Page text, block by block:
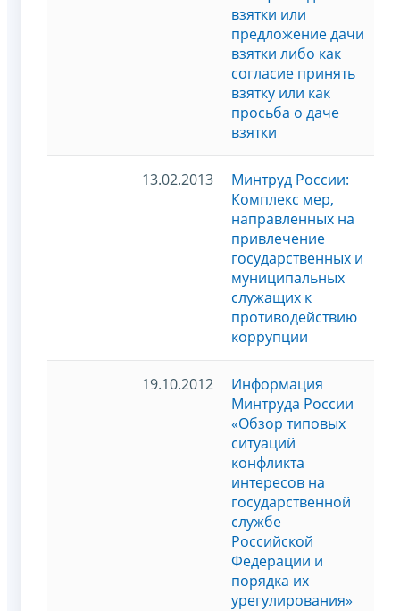
взятки или
предложение дачи
взятки либо как
согласие принять
взятку или как
просьба о даче
взятки
13.02.2013
Минтруд России:
Комплекс мер,
направленных на
привлечение
государственных и
муниципальных
служащих к
противодействию
коррупции
19.10.2012
Информация
Минтруда России
«Обзор типовых
ситуаций
конфликта
интересов на
государственной
службе
Российской
Федерации и
порядка их
урегулирования»